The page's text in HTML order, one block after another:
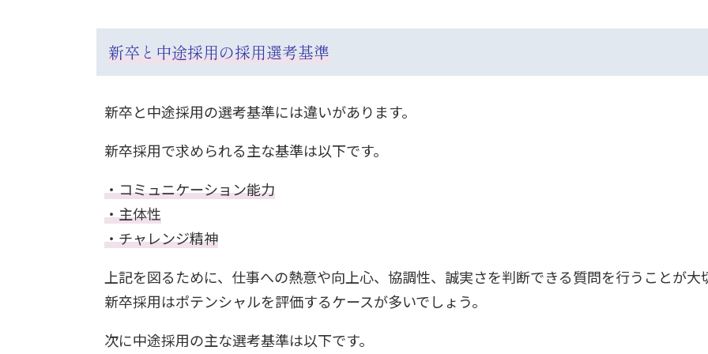
新卒と中途採用の採用選考基準
新卒と中途採用の選考基準には違いがあります。
新卒採用で求められる主な基準は以下です。
・コミュニケーション能力
・主体性
・チャレンジ精神
上記を図るために、仕事への熱意や向上心、協調性、誠実さを判断できる質問を行うことが大
新卒採用はポテンシャルを評価するケースが多いでしょう。
次に中途採用の主な選考基準は以下です。